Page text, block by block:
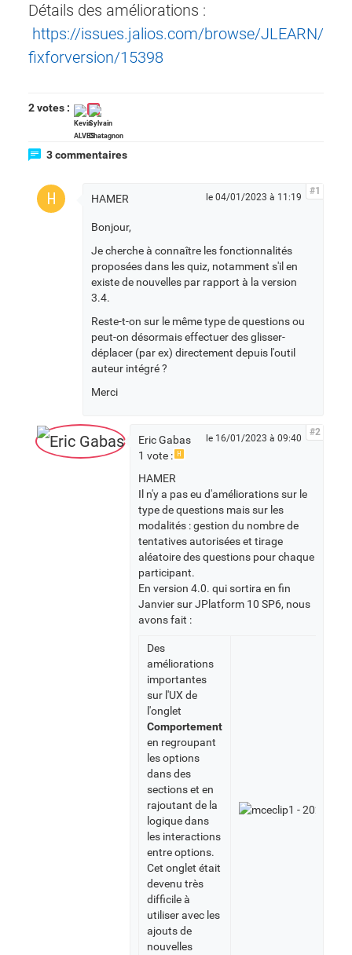
Détails des améliorations :
https://issues.jalios.com/browse/JLEARN/
fixforversion/15398
2 votes :
3 commentaires
H HAMER le 04/01/2023 à 11:19
#1
Bonjour,
Je cherche à connaître les fonctionnalités
proposées dans les quiz, notamment s'il en
existe de nouvelles par rapport à la version
3.4.
Reste-t-on sur le même type de questions ou
peut-on désormais effectuer des glisser-
déplacer (par ex) directement depuis l'outil
auteur intégré ?
Merci
Eric Gabas
1 vote :
H
le 16/01/2023 à 09:40
#2
HAMER
Il n'y a pas eu d'améliorations sur le
type de questions mais sur les
modalités : gestion du nombre de
tentatives autorisées et tirage
aléatoire des questions pour chaque
participant.
En version 4.0. qui sortira en fin
Janvier sur JPlatform 10 SP6, nous
avons fait :
Des
améliorations
importantes
sur l'UX de
l'onglet
Comportement
en regroupant
les options
dans des
sections et en
rajoutant de la
logique dans
les interactions
entre options.
Cet onglet était
devenu très
difficile à
utiliser avec les
ajouts de
nouvelles